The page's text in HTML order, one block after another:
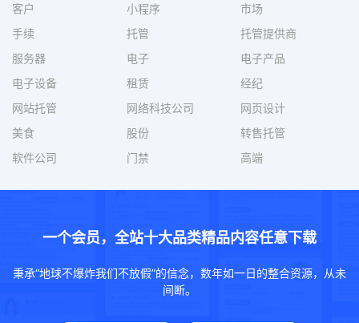
客户
小程序
市场
手续
托管
托管提供商
服务器
电子
电子产品
电子设备
租赁
经纪
网站托管
网络科技公司
网页设计
美食
股份
转售托管
软件公司
门禁 高端
一个会员，全站十大品类精品内容任意下载
秉承“地球不爆炸我们不放假”的信念，数年如一日的整合资源，从未
间断。